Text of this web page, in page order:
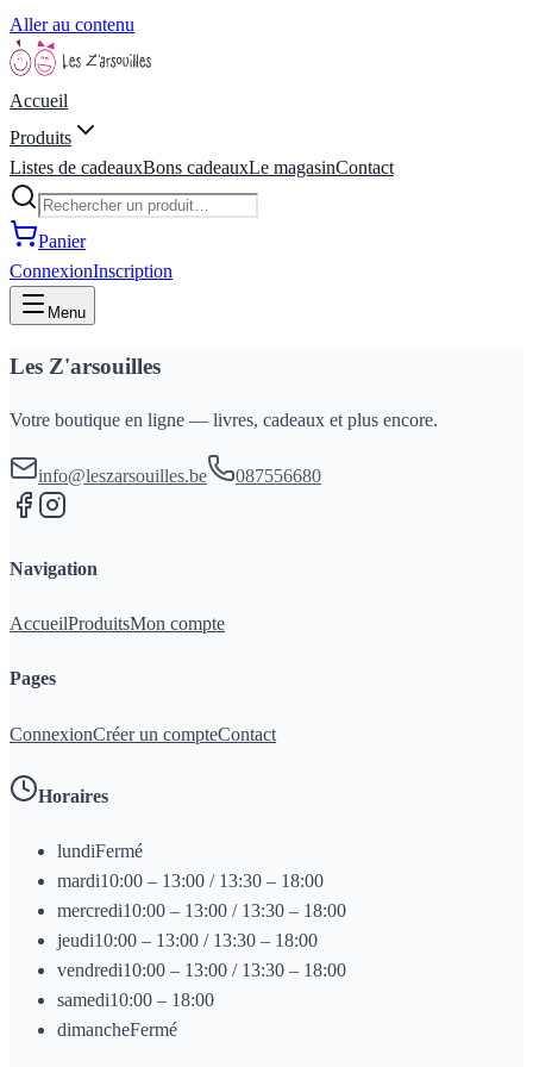
Aller au contenu
Accueil
Produits
Listes de cadeauxBons cadeauxLe magasinContact
Panier
ConnexionInscription
Menu
Les Z'arsouilles
Votre boutique en ligne — livres, cadeaux et plus encore.
info@leszarsouilles.be 087556680
Navigation
AccueilProduitsMon compte
Pages
ConnexionCréer un compteContact
Horaires
lundiFermé
mardi10:00 – 13:00 / 13:30 – 18:00
mercredi10:00 – 13:00 / 13:30 – 18:00
jeudi10:00 – 13:00 / 13:30 – 18:00
vendredi10:00 – 13:00 / 13:30 – 18:00
samedi10:00 – 18:00
dimancheFermé